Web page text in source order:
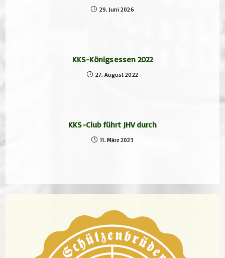
29. Juni 2026
KKS-Königsessen 2022
27. August 2022
KKS-Club führt JHV durch
11. März 2023